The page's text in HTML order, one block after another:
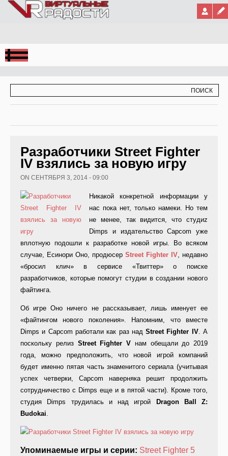
Jump to Navigation
Разработчики Street Fighter
IV взялись за новую игру
ON СЕНТЯБРЯ 3, 2014 - 09:00
Никакой конкретной информации у
нас пока нет, только намеки. Но тем
не менее, так видится, что студиz
Dimps и издательство Capcom уже
вплотную подошли к разработке новой игры. Во всяком
случае, Есинори Оно, продюсер Street Fighter IV, недавно
«бросил клич» в сервисе «Твиттер» о поиске
разработчиков, которые помогут студии в создании нового
файтинга.
Об игре Оно ничего не рассказывает, лишь именует ее
«файтингом нового поколения». Напомним, что вместе
Dimps и Capcom работали как раз надStreet Fighter IV. А
поскольку релиз Street Fighter V нам обещали до 2019
года, можно предположить, что новой игрой компаний
будет именно пятая часть знаменитого сериала (учитывая
успех четверки, Capcom наверняка решит продолжить
сотрудничество с Dimps еще и в пятой части). Кроме того,
студия Dimps трудилась и над игрой
Dragon Ball Z:
Budokai.
Упоминаемые игры и серии: Street Fighter 5